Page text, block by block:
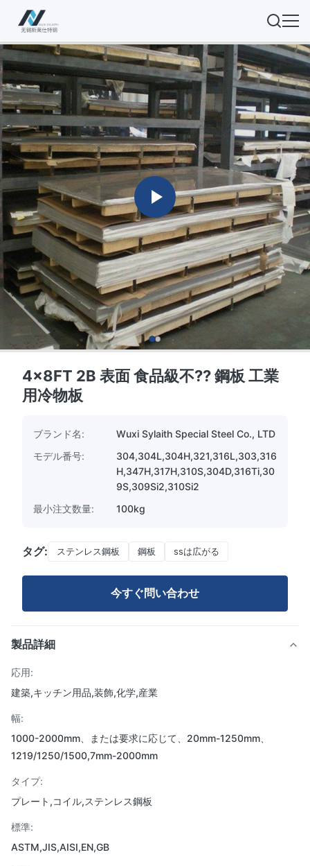
4x8FT 2B 表面 食品級不?? 鋼板 工業
用冷物板
ブランド名:
Wuxi Sylaith Special Steel Co., LTD
モデル番号:
304,304L,304H,321,316L,303,316
H,347H,317H,310S,304D,316Ti,30
9S,309Si2,310Si2
最小注文数量:
100kg
タグ: ステンレス鋼板 鋼板 ssは広がる
今すぐ問い合わせ
製品詳細
応用:
建築,キッチン用品,装飾,化学,産業
幅:
1000-2000mm、または要求に応じて、20mm-1250mm、
1219/1250/1500,7mm-2000mm
タイプ:
プレート,コイル,ステンレス鋼板
標準:
ASTM,JIS,AISI,EN,GB